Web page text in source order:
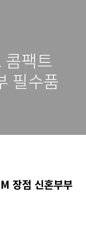
콤팩트
필수품
장점 신혼부부